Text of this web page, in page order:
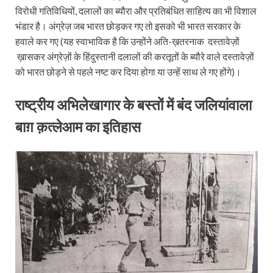
विरोधी गतिविधियों, दलालों का ब्यौरा और प्रतिबंधित साहित्य का भी विशाल
भंडार है। अंग्रेज़ जब भारत छोड़कर गए तो इसको भी भारत सरकार के
हवाले कर गए (यह स्वाभाविक है कि उन्होंने अति-ख़तरनाक दस्तावेज़ों
ख़ासकर अंग्रेज़ों के हिंदुस्तानी दलालों की करतूतों के ब्यौरे वाले दस्तावेज़ों
को भारत छोड़ने से पहले नष्ट कर दिया होगा या उन्हें साथ ले गए होंगे)।
राष्ट्रीय अभिलेखागार के बस्तों में बंद जलियांवाला
बाग़ क़त्लेआम का इतिहास